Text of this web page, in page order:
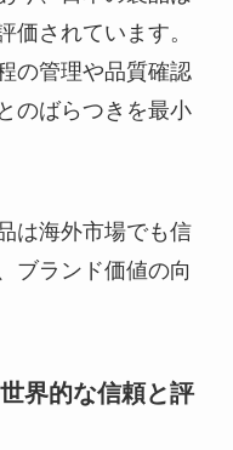
価されています。
の管理や品質確認
のばらつきを最小
は海外市場でも信
ブランド価値の向
界的な信頼と評